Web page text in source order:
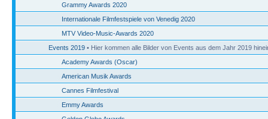
Grammy Awards 2020
Internationale Filmfestspiele von Venedig 2020
MTV Video-Music-Awards 2020
Events 2019 • Hier kommen alle Bilder von Events aus dem Jahr 2019
Academy Awards (Oscar)
American Musik Awards
Cannes Filmfestival
Emmy Awards